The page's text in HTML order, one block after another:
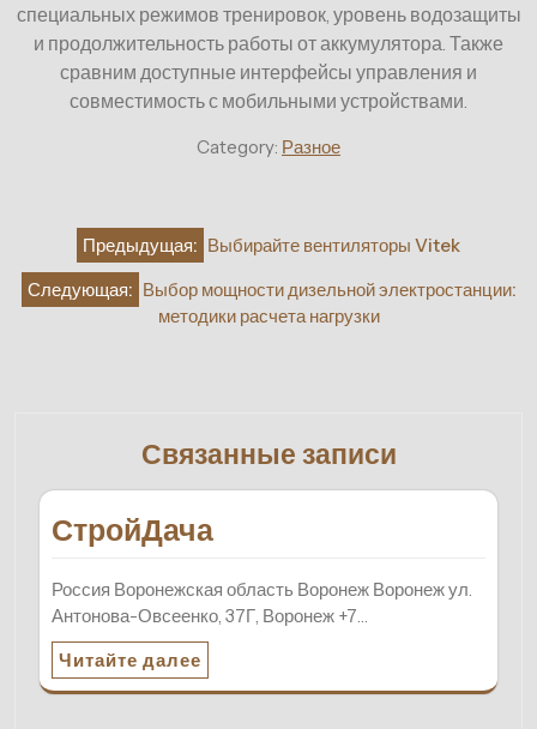
специальных режимов тренировок, уровень водозащиты
и продолжительность работы от аккумулятора. Также
сравним доступные интерфейсы управления и
совместимость с мобильными устройствами.
Category: Разное
Навигация
по
записям
Предыдущая: Выбирайте вентиляторы Vitek
Следующая: Выбор мощности дизельной электростанции:
методики расчета нагрузки
Связанные записи
СтройДача
Россия Воронежская область Воронеж Воронеж ул.
Антонова-Овсеенко, 37Г, Воронеж +7…
Читайте далее